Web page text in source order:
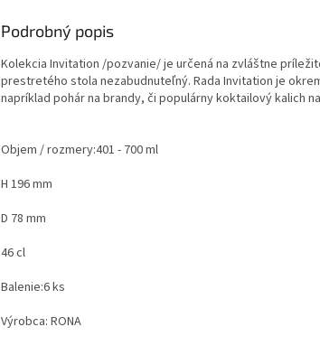
Podrobný popis
Kolekcia Invitation /pozvanie/ je určená na zvláštne
prestretého stola nezabudnuteľný. Rada Invitation je
napríklad pohár na brandy, či populárny koktailový kalich
Objem / rozmery:401 - 700 ml
H 196 mm
D 78 mm
46 cl
Balenie:6 ks
Výrobca: RONA